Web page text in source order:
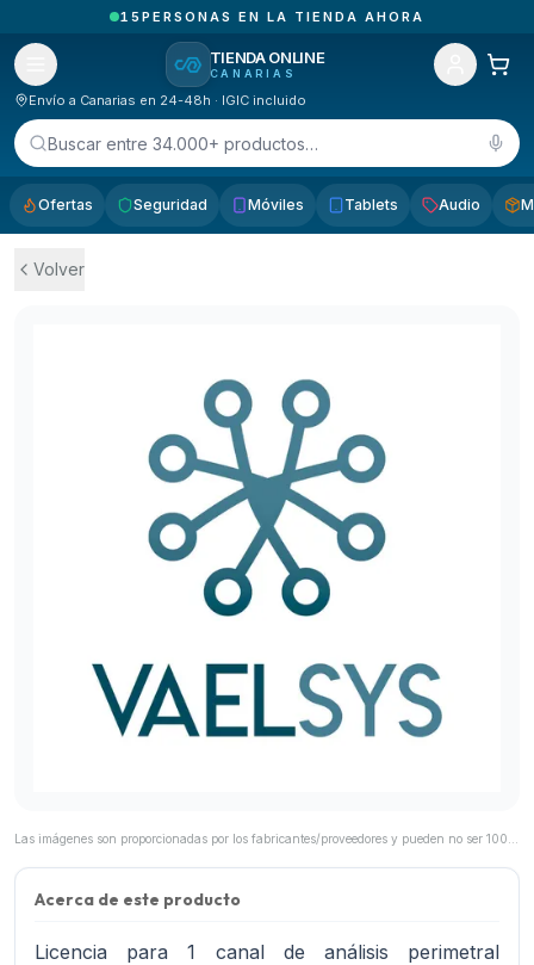
15PERSONAS EN LA TIENDA AHORA
TIENDA ONLINE
CANARIAS
Envío a Canarias en 24-48h · IGIC incluido
Buscar entre 34.000+ productos…
Ofertas Seguridad Móviles Tablets Audio
Volver
Acerca de este producto
Licencia para 1 canal de análisis perimetral